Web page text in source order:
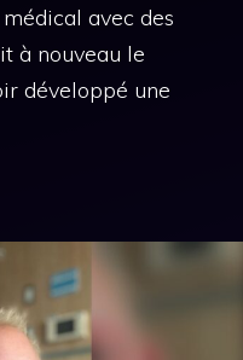
avec des
à nouveau le
développé une